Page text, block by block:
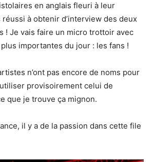
en anglais fleuri à leur
réussi à obtenir d’interview des deux
! Je vais faire un micro trottoir avec
importantes du jour : les fans !
n’ont pas encore de noms pour
provisoirement celui de
que je trouve ça mignon.
il y a de la passion dans cette file